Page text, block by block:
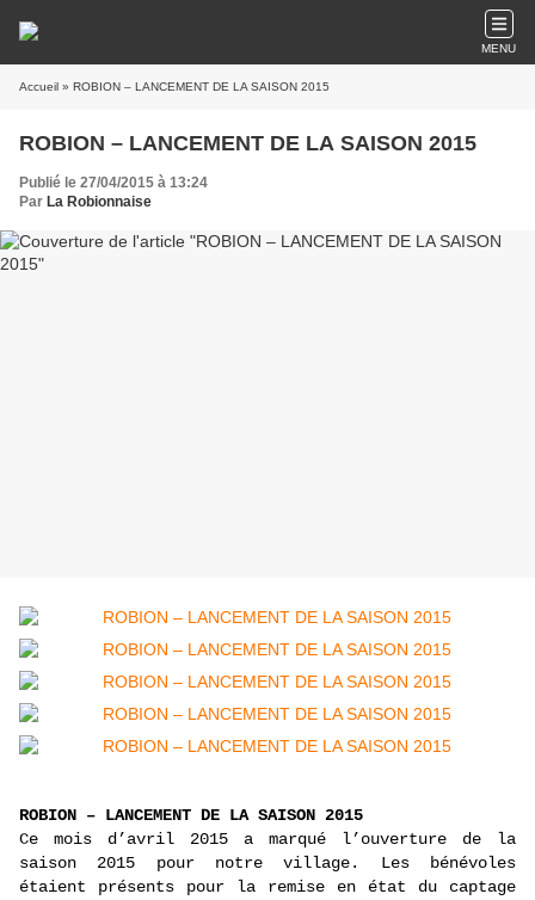
MENU
Accueil » ROBION – LANCEMENT DE LA SAISON 2015
ROBION – LANCEMENT DE LA SAISON 2015
Publié le 27/04/2015 à 13:24
Par La Robionnaise
ROBION – LANCEMENT DE LA SAISON 2015
Ce mois d’avril 2015 a marqué l’ouverture de la
saison 2015 pour notre village. Les bénévoles
étaient présents pour la remise en état du captage